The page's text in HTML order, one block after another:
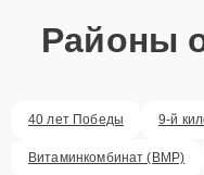
Районы
40 лет Победы 9-й
Витаминкомбинат (ВМР)